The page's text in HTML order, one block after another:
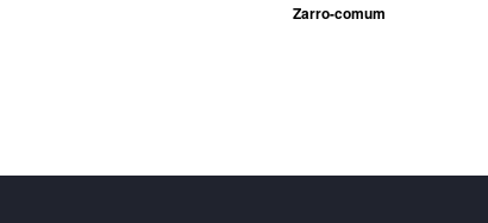
Zarro-comum